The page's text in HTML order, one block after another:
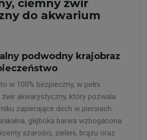
ciemny żwir
do akwarium
podwodny krajobraz
to w 100% bezpieczny, w pełni
akwarystyczny, który pozwala
zapierające dech w piersiach
głęboka barwa wzbogacona
szarości, zieleni, brązu oraz